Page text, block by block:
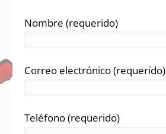
Nombre (requerido)
Correo electrónico (requerido)
Teléfono (requerido)